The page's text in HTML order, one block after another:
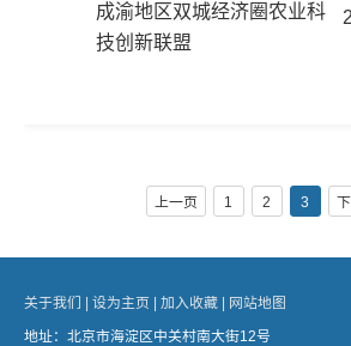
成渝地区双城经济圈农业科
技创新联盟
上一页 1 2 3
关于我们 | 设为主页 | 加入收藏 | 网站地图
地址：北京市海淀区中关村南大街12号